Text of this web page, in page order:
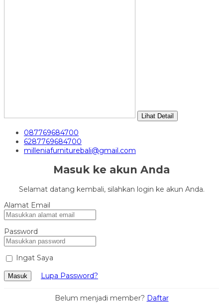
Lihat Detail
087769684700
6287769684700
milleniafurniturebali@gmail.com
Masuk ke akun Anda
Selamat datang kembali, silahkan login ke akun Anda.
Alamat Email
Password
Ingat Saya
Masuk Lupa Password?
Belum menjadi member? Daftar